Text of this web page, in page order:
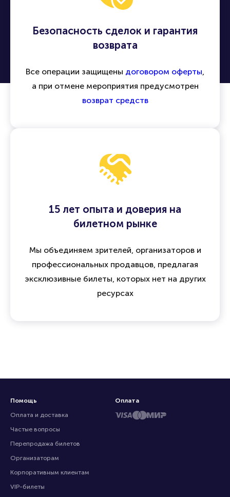
Безопасность сделок и гарантия
возврата
Все операции защищены договором оферты,
а при отмене мероприятия предусмотрен
возврат средств
15 лет опыта и доверия на
билетном рынке
Мы объединяем зрителей, организаторов и
профессиональных продавцов, предлагая
эксклюзивные билеты, которых нет на других
ресурсах
Помощь
Оплата и доставка
Частые вопросы
Перепродажа билетов
Организаторам
Корпоративным клиентам
VIP-билеты
Оплата